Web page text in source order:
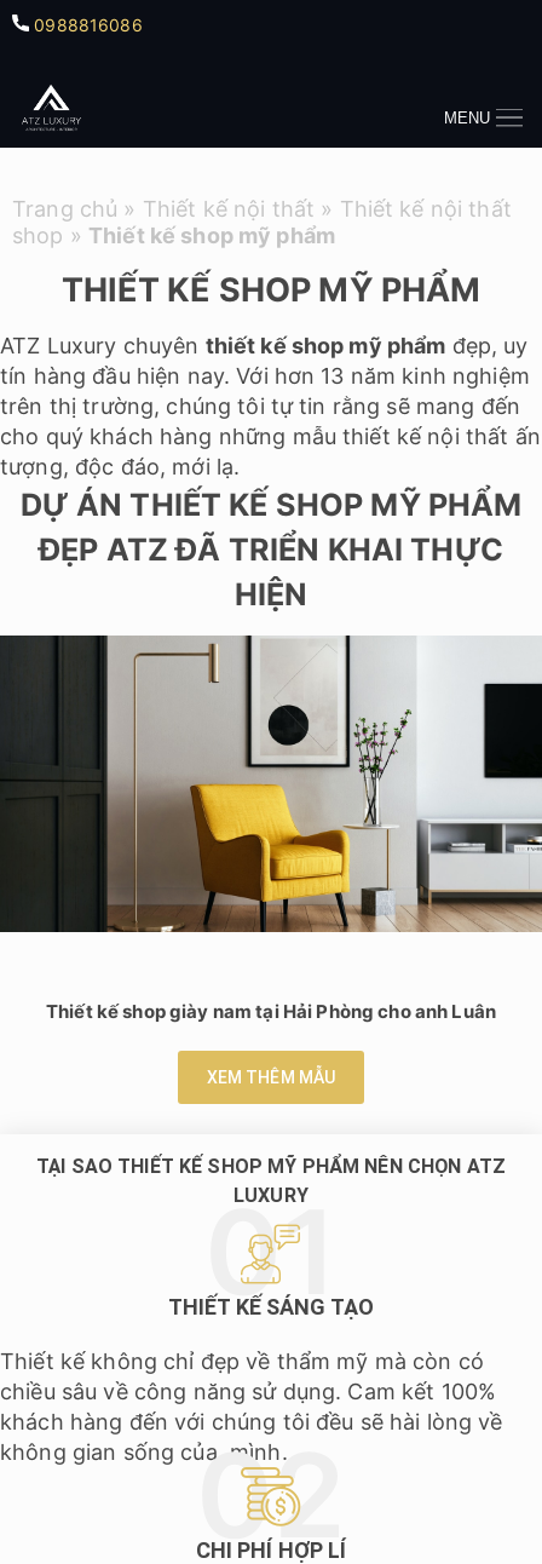
0988816086
MENU
Trang chủ » Thiết kế nội thất » Thiết kế nội thất
shop » Thiết kế shop mỹ phẩm
THIẾT KẾ SHOP MỸ PHẨM
ATZ Luxury chuyên thiết kế shop mỹ phẩm đẹp, uy
tín hàng đầu hiện nay. Với hơn 13 năm kinh nghiệm
trên thị trường, chúng tôi tự tin rằng sẽ mang đến
cho quý khách hàng những mẫu thiết kế nội thất ấn
tượng, độc đáo, mới lạ.
DỰ ÁN THIẾT KẾ SHOP MỸ PHẨM
ĐẸP ATZ ĐÃ TRIỂN KHAI THỰC
HIỆN
Thiết kế shop giày nam tại Hải Phòng cho anh Luân
XEM THÊM MẪU
TẠI SAO THIẾT KẾ SHOP MỸ PHẨM NÊN CHỌN ATZ
LUXURY​​
THIẾT KẾ SÁNG TẠO
Thiết kế không chỉ đẹp về thẩm mỹ mà còn có
chiều sâu về công năng sử dụng. Cam kết 100%
khách hàng đến với chúng tôi đều sẽ hài lòng về
không gian sống của mình.
CHI PHÍ HỢP LÍ